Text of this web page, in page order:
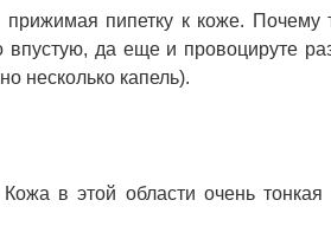
пипетку к коже. Почему
впустую, да еще и провоцируте
несколько капель).
в этой области очень